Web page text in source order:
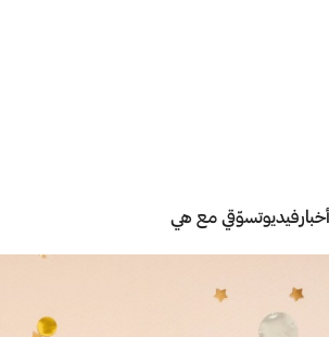
أخبارفيديوتسوّقي مع هي